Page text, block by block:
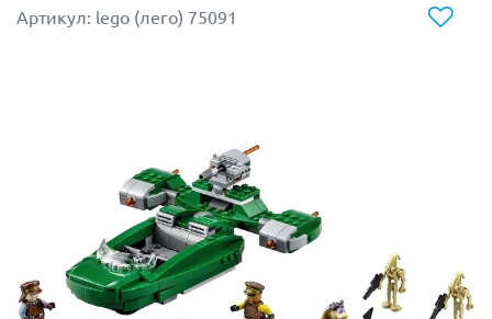
Артикул: lego (лего) 75091